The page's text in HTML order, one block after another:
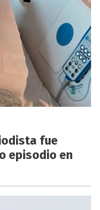
fue
episodio en